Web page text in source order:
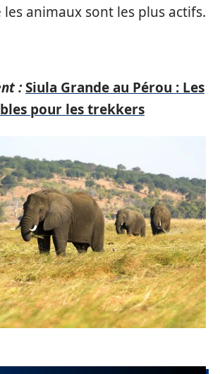
animaux sont les plus actifs.
:Siula Grande au Pérou : Les
pour les trekkers